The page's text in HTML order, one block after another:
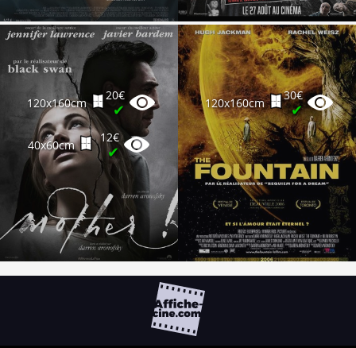
120x160cm
20€
✔
40x60cm
12€
✔
120x160cm
30€
✔